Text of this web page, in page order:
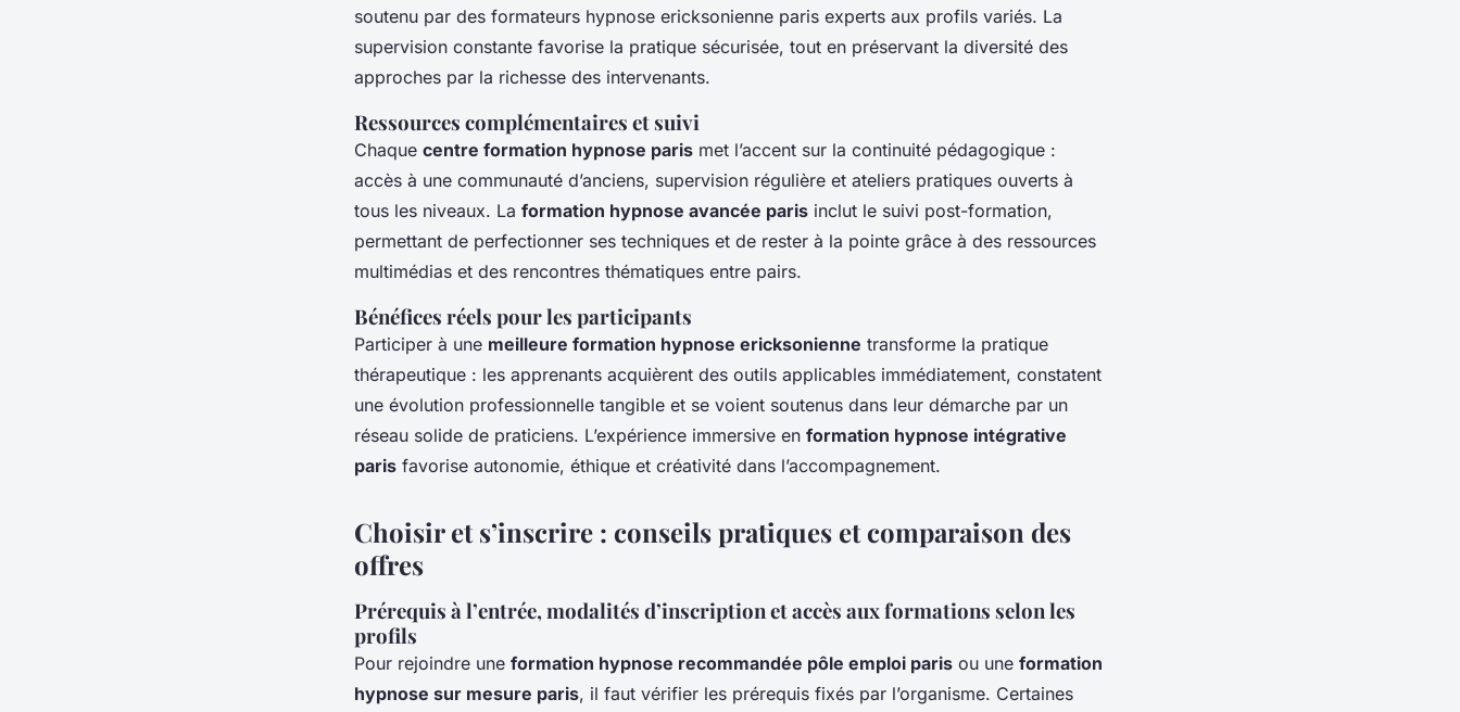
soutenu par des formateurs hypnose ericksonienne paris experts aux profils variés. La
supervision constante favorise la pratique sécurisée, tout en préservant la diversité des
approches par la richesse des intervenants.
Ressources complémentaires et suivi
Chaque centre formation hypnose paris met l’accent sur la continuité pédagogique :
accès à une communauté d’anciens, supervision régulière et ateliers pratiques ouverts à
tous les niveaux. La formation hypnose avancée paris inclut le suivi post-formation,
permettant de perfectionner ses techniques et de rester à la pointe grâce à des ressources
multimédias et des rencontres thématiques entre pairs.
Bénéfices réels pour les participants
Participer à une meilleure formation hypnose ericksonienne transforme la pratique
thérapeutique : les apprenants acquièrent des outils applicables immédiatement, constatent
une évolution professionnelle tangible et se voient soutenus dans leur démarche par un
réseau solide de praticiens. L’expérience immersive en formation hypnose intégrative
paris favorise autonomie, éthique et créativité dans l’accompagnement.
Choisir et s’inscrire : conseils pratiques et comparaison des
offres
Prérequis à l’entrée, modalités d’inscription et accès aux formations selon les
profils
Pour rejoindre une formation hypnose recommandée pôle emploi paris ou une formation
hypnose sur mesure paris, il faut vérifier les prérequis fixés par l’organisme. Certaines